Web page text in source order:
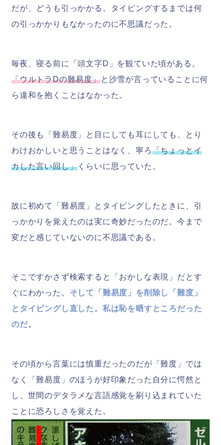
だが、どうも引っかかる。タイピングするまでは何
の引っかかりもなかったのに不思議だった。
毎夜、寝る前に「頭文字D」を観ていた頃がある。
「ウルトラDの難易度」と沙雪が言っていることに何
ら違和を抱くことはなかった。
その後も「難易度」と目にしても耳にしても、とり
わけおかしいと思うことはなく、寧ろ「ちょっとイ
カした言い回し」 くらいに思っていた。
故に初めて「難易度」とタイピングしたときに、引
っかかりを覚えたのは実に奇妙だったのだ。今まで
変だと感じていないのに不思議である。
そこですかさず検索すると「おかしな表現」だとす
ぐにわかった。 そして「難易度」を削除し「難度」
とタイピングし直した。私は恥を晒すところだった
のだ。
その頃から言葉には慎重だったのだが「難度」では
なく「難易度」のほうが好印象だった自分に愕然と
し、世間のデタラメな言語感覚を刷り込まれていた
ことに恐ろしさを覚えた。